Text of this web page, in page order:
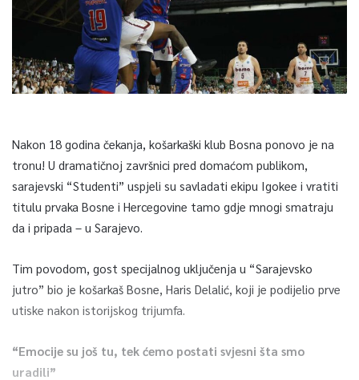
Nakon 18 godina čekanja, košarkaški klub Bosna ponovo je na
tronu! U dramatičnoj završnici pred domaćom publikom,
sarajevski “Studenti” uspjeli su savladati ekipu Igokee i vratiti
titulu prvaka Bosne i Hercegovine tamo gdje mnogi smatraju
da i pripada – u Sarajevo.
Tim povodom, gost specijalnog uključenja u “Sarajevsko
jutro” bio je košarkaš Bosne, Haris Delalić, koji je podijelio prve
utiske nakon istorijskog trijumfa.
“Emocije su još tu, tek ćemo postati svjesni šta smo
uradili”